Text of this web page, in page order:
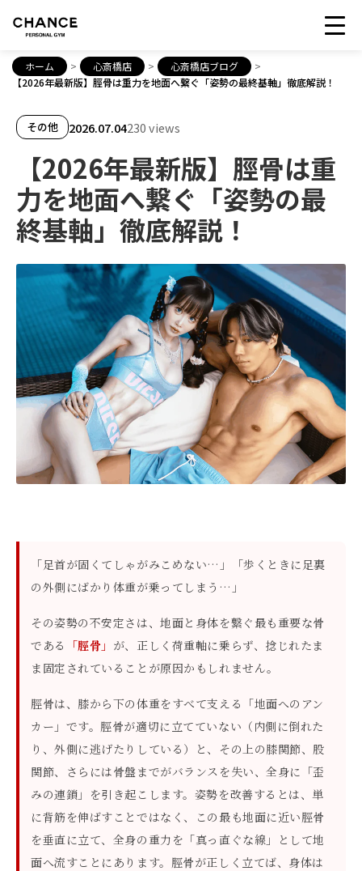
ホーム > 心斎橋店 > 心斎橋店ブログ
>
【2026年最新版】脛骨は重力を地面へ繋ぐ「姿勢の最終基軸」徹底解説！
その他 2026.07.04230 views
【2026年最新版】脛骨は重
力を地面へ繋ぐ「姿勢の最
終基軸」徹底解説！
「足首が固くてしゃがみこめない…」「歩くときに足裏
の外側にばかり体重が乗ってしまう…」
その姿勢の不安定さは、地面と身体を繋ぐ最も重要な骨
である
「脛骨」 が、正しく荷重軸に乗らず、捻じれたま
ま固定されていることが原因かもしれません。
脛骨は、膝から下の体重をすべて支える「地面へのアン
カー」です。脛骨が適切に立てていない（内側に倒れた
り、外側に逃げたりしている）と、その上の膝関節、股
関節、さらには骨盤までがバランスを失い、全身に「歪
みの連鎖」を引き起こします。姿勢を改善するとは、単
に背筋を伸ばすことではなく、この最も地面に近い脛骨
を垂直に立て、全身の重力を「真っ直ぐな線」として地
面へ流すことにあります。脛骨が正しく立てば、身体は